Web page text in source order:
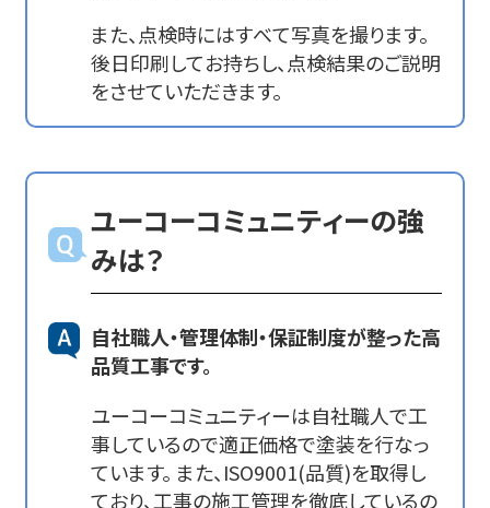
また、点検時にはすべて写真を撮ります。
後日印刷してお持ちし、点検結果のご説明
をさせていただきます。
ユーコーコミュニティーの強
みは？
自社職人・管理体制・保証制度が整った高
品質工事です。
ユーコーコミュニティーは自社職人で工
事しているので適正価格で塗装を行なっ
ています。 また、ISO9001(品質)を取得し
ており、工事の施工管理を徹底しているの